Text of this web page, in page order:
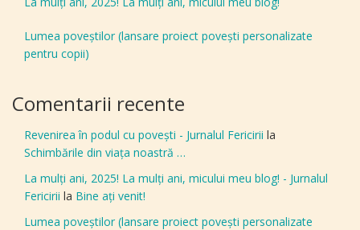
Lumea poveștilor (lansare proiect povești personalizate
pentru copii)
Comentarii recente
Revenirea în podul cu povești - Jurnalul Fericirii la
Schimbările din viața noastră …
La mulți ani, 2025! La mulți ani, micului meu blog! - Jurnalul
Fericirii la Bine aţi venit!
Lumea poveștilor (lansare proiect povești personalizate